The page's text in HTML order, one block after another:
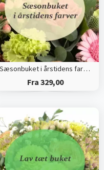
Sæsonbuket i årstidens farver (Tæt)
Fra 329,00